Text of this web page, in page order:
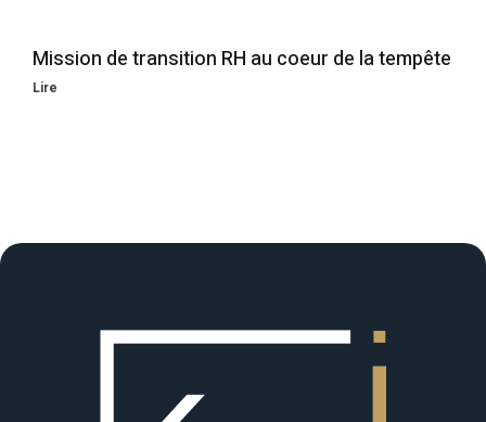
Mission de transition RH au coeur de la tempête
Lire